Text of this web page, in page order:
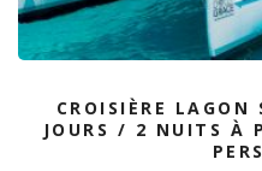
CROISIÈRE
JOURS / 2 NUITS À